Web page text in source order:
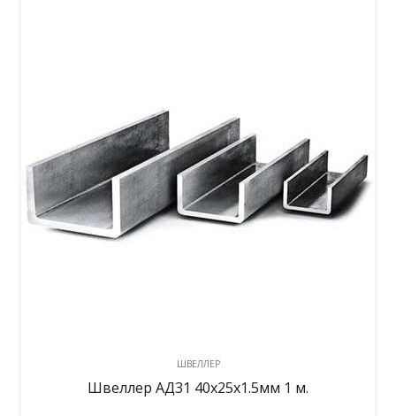
ШВЕЛЛЕР
Швеллер АД31 40х25х1.5мм 1 м.